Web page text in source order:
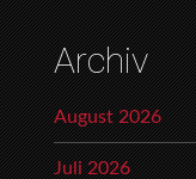
Archiv
August 2026
Juli 2026